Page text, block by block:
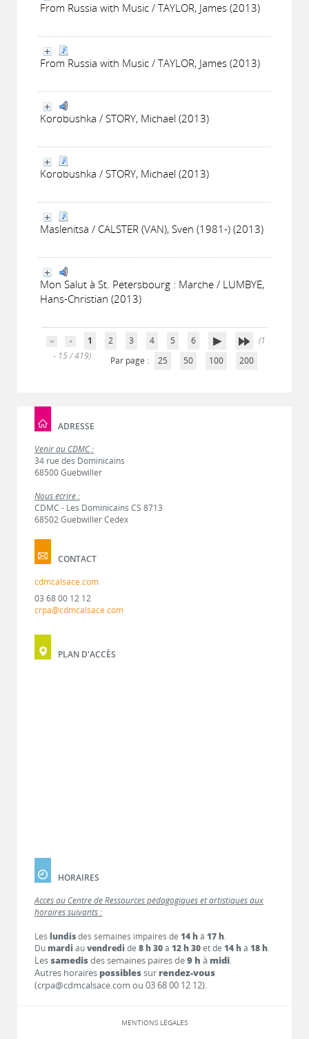
From Russia with Music / TAYLOR, James (2013)
From Russia with Music / TAYLOR, James (2013)
Korobushka / STORY, Michael (2013)
Korobushka / STORY, Michael (2013)
Maslenitsa / CALSTER (VAN), Sven (1981-) (2013)
Mon Salut à St. Petersbourg : Marche / LUMBYE,
Hans-Christian (2013)
1 2 3 4 5 6
(1
- 15 / 419)
Par page : 25 50 100 200
ADRESSE
Venir au CDMC :
34 rue des Dominicains
68500 Guebwiller
Nous écrire :
CDMC - Les Dominicains CS 8713
68502 Guebwiller Cedex
CONTACT
cdmcalsace.com
03 68 00 12 12
crpa@cdmcalsace.com
PLAN D'ACCÈS
HORAIRES
Accès au Centre de Ressources pédagogiques et artistiques aux
horaires suivants :
Les lundisdes semaines impaires de 14 hà 17 h.
Dumardi auvendredi de 8 h 30à 12 h 30et de 14 hà 18 h.
Lessamedisdes semaines paires de9 h à midi.
Autres horaires possiblessur rendez-vous
(crpa@cdmcalsace.com ou 03 68 00 12 12).
MENTIONS LÉGALES